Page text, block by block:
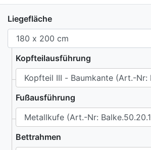
Liegefläche
Kopfteilausführung
Fußausführung
Bettrahmen